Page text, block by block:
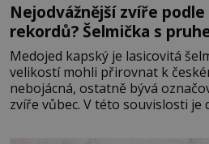
Nejodvážnější zvíře
rekordů? Šelmička s
Medojed kapský je lasicovitá
velikostí mohli přirovnat k
nebojácná, ostatně bývá
zvíře vůbec. V této souvislosti je